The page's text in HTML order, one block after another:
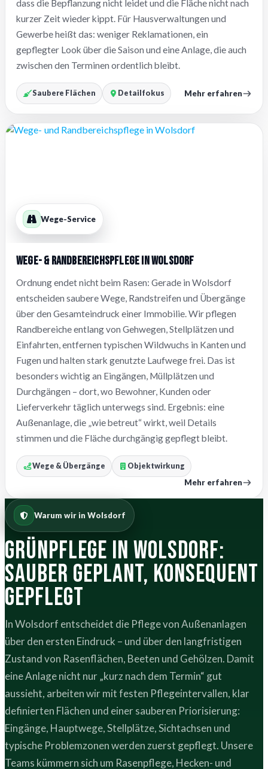
dass die Bepflanzung nicht leidet und die Fläche nicht nach
kurzer Zeit wieder kippt. Für Hausverwaltungen und
Gewerbe heißt das: weniger Reklamationen, ein
gepflegter Look über die Saison und eine Anlage, die auch
zwischen den Terminen ordentlich bleibt.
Saubere Flächen Detailfokus Mehr erfahren
Wege-Service
Wege- & Randbereichspflege in Wolsdorf
Ordnung endet nicht beim Rasen: Gerade in Wolsdorf
entscheiden saubere Wege, Randstreifen und Übergänge
über den Gesamteindruck einer Immobilie. Wir pflegen
Randbereiche entlang von Gehwegen, Stellplätzen und
Einfahrten, entfernen typischen Wildwuchs in Kanten und
Fugen und halten stark genutzte Laufwege frei. Das ist
besonders wichtig an Eingängen, Müllplätzen und
Durchgängen – dort, wo Bewohner, Kunden oder
Lieferverkehr täglich unterwegs sind. Ergebnis: eine
Außenanlage, die „wie betreut“ wirkt, weil Details
stimmen und die Fläche durchgängig gepflegt bleibt.
Wege & Übergänge Objektwirkung
Mehr erfahren
Warum wir in Wolsdorf
Grünpflege in Wolsdorf:
sauber geplant, konsequent
gepflegt
In Wolsdorf entscheidet die Pflege von Außenanlagen
über den ersten Eindruck – und über den langfristigen
Zustand von Rasenflächen, Beeten und Gehölzen. Damit
eine Anlage nicht nur „kurz nach dem Termin“ gut
aussieht, arbeiten wir mit festen Pflegeintervallen, klar
definierten Flächen und einer sauberen Priorisierung:
Eingänge, Hauptwege, Stellplätze, Sichtachsen und
typische Problemzonen werden zuerst gepflegt. Unsere
Teams kümmern sich um Rasenpflege, Hecken- und